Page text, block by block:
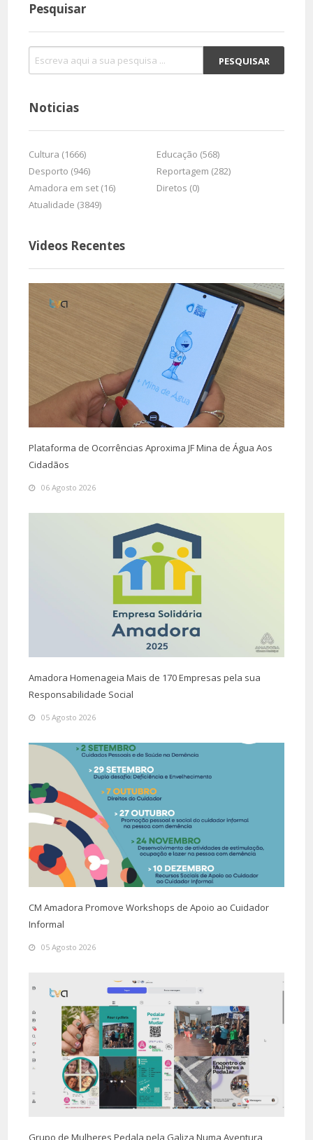
Pesquisar
Noticias
Cultura (1666)
Educação (568)
Desporto (946)
Reportagem (282)
Amadora em set (16)
Diretos (0)
Atualidade (3849)
Videos Recentes
Plataforma de Ocorrências Aproxima JF Mina de Água Aos
Cidadãos
06 Agosto 2026
Amadora Homenageia Mais de 170 Empresas pela sua
Responsabilidade Social
05 Agosto 2026
CM Amadora Promove Workshops de Apoio ao Cuidador
Informal
05 Agosto 2026
Grupo de Mulheres Pedala pela Galiza Numa Aventura